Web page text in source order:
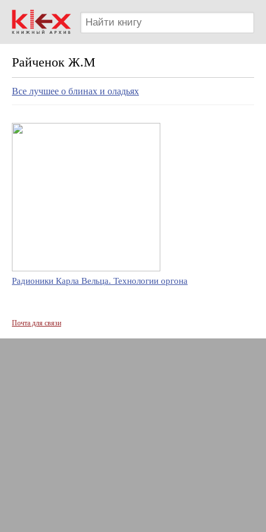
Райченок Ж.М
Все лучшее о блинах и оладьях
Радионики Карла Вельца. Технологии оргона
Почта для связи